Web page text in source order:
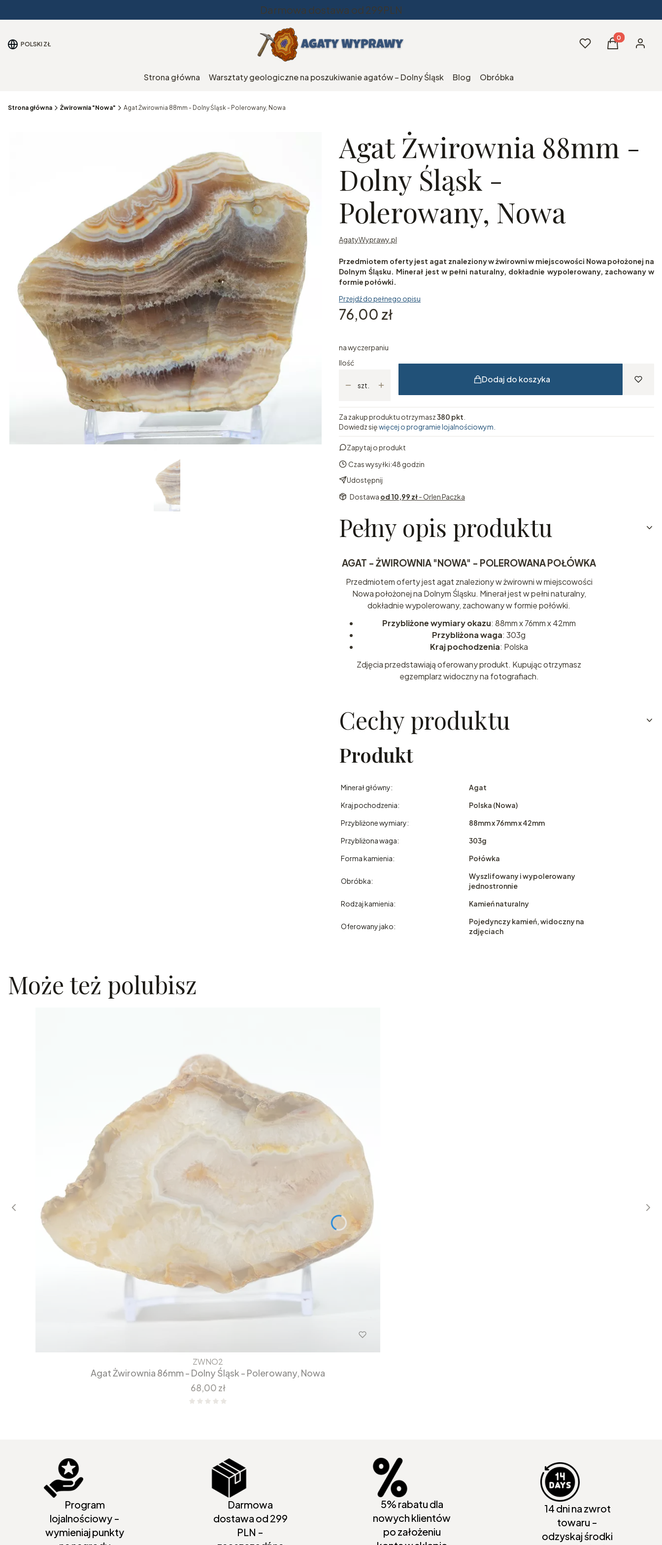
Darmowa dostawa od 299PLN
POLSKI ZŁ UlubioneProdukty w
Koszyk
Strona główna Warsztaty geologiczne na poszukiwanie agatów – Dolny Śląsk Blog Obróbka
Strona główna Żwirownia "Nowa" Agat Żwirownia 88mm - Dolny Śląsk - Polerowany, Nowa
Agat Żwirownia 88mm -
Dolny Śląsk -
Polerowany, Nowa
AgatyWyprawy.pl
Przedmiotem oferty jest agat znaleziony w żwirowni w miejscowości Nowa położonej na
Dolnym Śląsku. Minerał jest w pełni naturalny, dokładnie wypolerowany, zachowany w
formie połówki.
Przejdź do pełnego opisu
Cena
76,00 zł
na wyczerpaniu
Ilość
szt.
Dodaj do koszyka
Za zakup produktu otrzymasz380 pkt
Dowiedz sięwięcej o programie lojalnościowym.
Zapytaj o produkt
Czas wysyłki:48 godzin
Udostępnij
Dostawa od 10,99 zł- Orlen Paczka
Pełny opis produktu
AGAT - ŻWIROWNIA "NOWA" - POLEROWANA POŁÓWKA
Przedmiotem oferty jest agat znaleziony w żwirowni w miejscowości
Nowa położonej na Dolnym Śląsku. Minerał jest w pełni naturalny,
dokładnie wypolerowany, zachowany w formie połówki.
Przybliżone wymiary okazu: 88mm x 76mm x 42mm
Przybliżona waga: 303g
Kraj pochodzenia: Polska
Zdjęcia przedstawiają oferowany produkt. Kupując otrzymasz
egzemplarz widoczny na fotografiach.
Cechy produktu
Produkt
Minerał główny:
Agat
Kraj pochodzenia:
Polska (Nowa)
Przybliżone wymiary:
88mm x 76mm x 42mm
Przybliżona waga:
303g
Forma kamienia:
Połówka
Obróbka:
Wyszlifowany i wypolerowany
jednostronnie
Rodzaj kamienia:
Kamień naturalny
Oferowany jako:
Pojedynczy kamień, widoczny na
zdjęciach
Może też polubisz
ZWNO2
Agat Żwirownia 86mm - Dolny Śląsk - Polerowany, Nowa
Cena
68,00 zł
Program
lojalnościowy -
wymieniaj punkty
Darmowa
dostawa od 299
PLN -
5% rabatu dla
nowych klientów
po założeniu
14 dni na zwrot
towaru -
odzyskaj środki